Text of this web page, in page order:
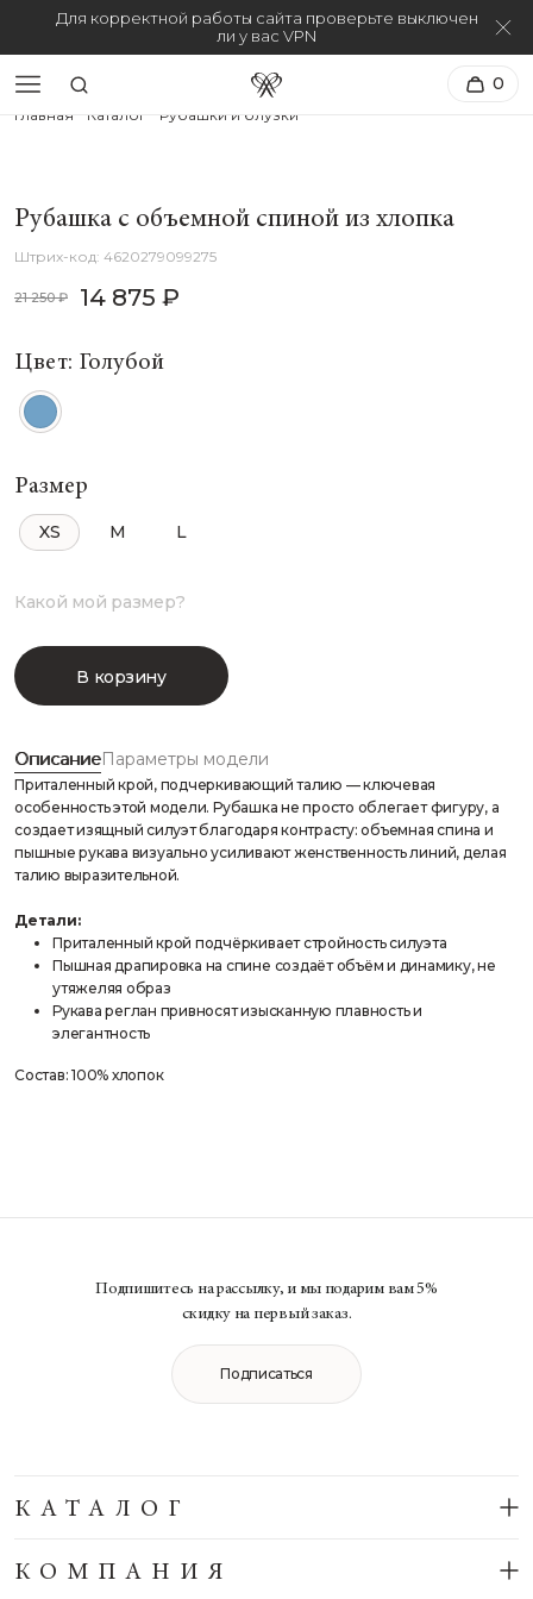
Для корректной работы сайта проверьте выключен
ли у вас VPN
0
Главная Каталог Рубашки и блузки
Рубашка с объемной спиной из хлопка
4620279099275
21 250 ₽ 14 875 ₽
Цвет: Голубой
Размер
XS M L
Какой мой размер?
В корзину
Описание
Приталенный крой, подчеркивающий талию — ключевая
особенность этой модели. Рубашка не просто облегает фигуру, а
создает изящный силуэт благодаря контрасту: объемная спина и
пышные рукава визуально усиливают женственность линий, делая
талию выразительной.
Детали:
Приталенный крой подчёркивает стройность силуэта
Пышная драпировка на спине создаёт объём и динамику, не
утяжеляя образ
Рукава реглан привносят изысканную плавность и
элегантность
Состав: 100% хлопок
Параметры модели
Подпишитесь на рассылку, и мы подарим вам 5%
скидку на первый заказ.
Подписаться
КАТАЛОГ
КОМПАНИЯ